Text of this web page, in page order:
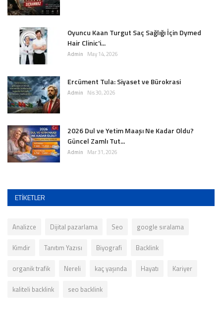
Oyuncu Kaan Turgut Saç Sağlığı İçin Dymed
Hair Clinic'i...
Admin May 14, 2026
Ercüment Tula: Siyaset ve Bürokrasi
Admin Nis 30, 2026
2026 Dul ve Yetim Maaşı Ne Kadar Oldu?
Güncel Zamlı Tut...
Admin Mar 31, 2026
ETIKETLER
Analizce Dijital pazarlama Seo google sıralama
Kimdir Tanıtım Yazısı Biyografi Backlink
organik trafik Nereli kaç yaşında Hayatı Kariyer
kaliteli backlink seo backlink